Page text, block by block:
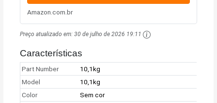
Amazon.com.br
Preço atualizado em:30 de julho de 2026 19:11
Características
Part Number
10,1kg
Model
10,1kg
Color
Sem cor